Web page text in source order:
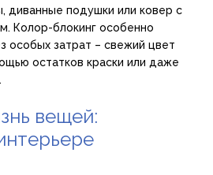
диванные подушки или ковер с
Колор-блокинг особенно
особых затрат – свежий цвет
остатков краски или даже
вещей: